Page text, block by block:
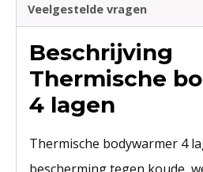
Veelgestelde vragen
Beschrijving
Thermische
4 lagen
Thermische bodywarmer 4